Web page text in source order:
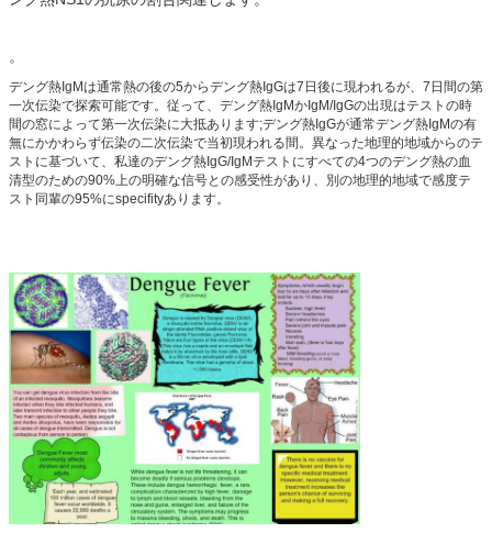
。
デング熱IgMは通常熱の後の5からデング熱IgGは7日後に現われるが、7日間の第
一次伝染で探索可能です。従って、デング熱IgMかIgM/IgGの出現はテストの時
間の窓によって第一次伝染に大抵あります;デング熱IgGが通常デング熱IgMの有
無にかかわらず伝染の二次伝染で当初現われる間。異なった地理的地域からのテ
ストに基づいて、私達のデング熱IgG/IgMテストにすべての4つのデング熱の血
清型のための90%上の明確な信号との感受性があり、別の地理的地域で感度テ
スト同輩の95%にspecifityあります。